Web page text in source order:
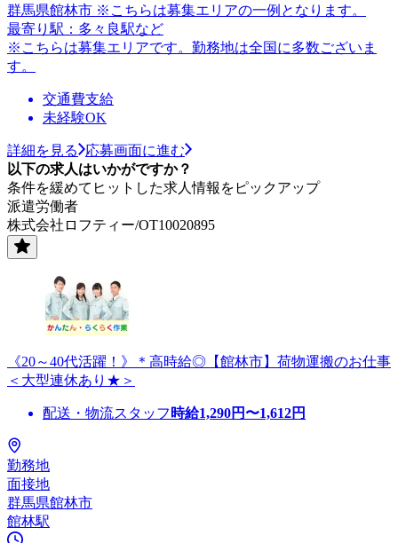
群馬県館林市 ※こちらは募集エリアの一例となります。
最寄り駅：多々良駅など
※こちらは募集エリアです。勤務地は全国に多数ございま
す。
交通費支給
未経験OK
詳細を見る
応募画面に進む
以下の求人はいかがですか？
条件を緩めてヒットした求人情報をピックアップ
派遣労働者
株式会社ロフティー/OT10020895
《20～40代活躍！》＊高時給◎【館林市】荷物運搬のお仕事
＜大型連休あり★＞
配送・物流スタッフ 時給1,290円〜1,612円
勤務地
面接地
群馬県館林市
館林駅